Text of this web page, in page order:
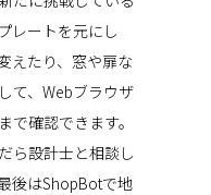
レートを元にし
えたり、窓や扉な
て、Webブラウザ
で確認できます。
ら設計士と相談し
後はShopBotで地